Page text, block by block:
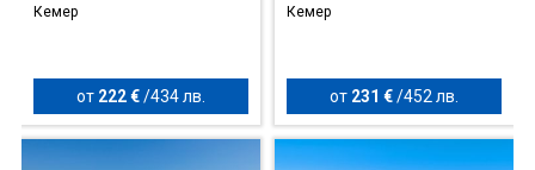
Кемер
от 222 € /434 лв.
Кемер
от 231 €/452 лв.